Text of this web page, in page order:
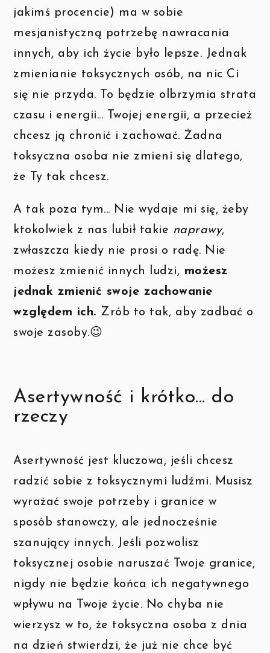
jakimś procencie) ma w sobie
mesjanistyczną potrzebę nawracania
innych, aby ich życie było lepsze. Jednak
zmienianie toksycznych osób, na nic Ci
się nie przyda. To będzie olbrzymia strata
czasu i energii... Twojej energii, a przecież
chcesz ją chronić i zachować. Żadna
toksyczna osoba nie zmieni się dlatego,
że Ty tak chcesz.
A tak poza tym... Nie wydaje mi się, żeby
ktokolwiek z nas lubił takie naprawy,
zwłaszcza kiedy nie prosi o radę. Nie
możesz zmienić innych ludzi, możesz
jednak zmienić swoje zachowanie
względem ich. Zrób to tak, aby zadbać o
swoje zasoby.😉
Asertywność i krótko... do
rzeczy
Asertywność jest kluczowa, jeśli chcesz
radzić sobie z toksycznymi ludźmi. Musisz
wyrażać swoje potrzeby i granice w
sposób stanowczy, ale jednocześnie
szanujący innych. Jeśli pozwolisz
toksycznej osobie naruszać Twoje granice,
nigdy nie będzie końca ich negatywnego
wpływu na Twoje życie. No chyba nie
wierzysz w to, że toksyczna osoba z dnia
na dzień stwierdzi, że już nie chce być